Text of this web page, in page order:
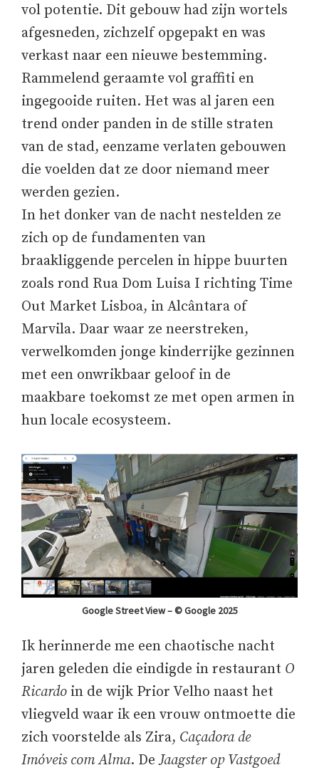
vol potentie. Dit gebouw had zijn wortels
afgesneden, zichzelf opgepakt en was
verkast naar een nieuwe bestemming.
Rammelend geraamte vol graffiti en
ingegooide ruiten. Het was al jaren een
trend onder panden in de stille straten
van de stad, eenzame verlaten gebouwen
die voelden dat ze door niemand meer
werden gezien.
In het donker van de nacht nestelden ze
zich op de fundamenten van
braakliggende percelen in hippe buurten
zoals rond Rua Dom Luisa I richting Time
Out Market Lisboa, in Alcântara of
Marvila. Daar waar ze neerstreken,
verwelkomden jonge kinderrijke gezinnen
met een onwrikbaar geloof in de
maakbare toekomst ze met open armen in
hun locale ecosysteem.
Google Street View – © Google 2025
Ik herinnerde me een chaotische nacht
jaren geleden die eindigde in restaurant O
Ricardo in de wijk Prior Velho naast het
vliegveld waar ik een vrouw ontmoette die
zich voorstelde als Zira, Caçadora de
Imóveis com Alma. DeJaagster op Vastgoed